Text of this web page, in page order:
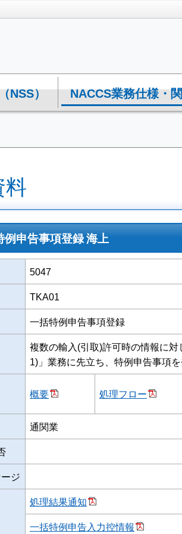
NSS） NACCS業務仕様・
申告事項登録 海上
5047
TKA01
一括特例申告事項登録
複数の輸入(引取)許可時の情報に
1)」業務に先立ち、特例申告事項を
概要 処理フロー
通関業
ジ
処理結果通知
一括特例申告入力控情報